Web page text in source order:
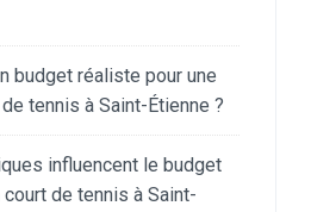
budget réaliste pour une
tennis à Saint-Étienne ?
influencent le budget
court de tennis à Saint-